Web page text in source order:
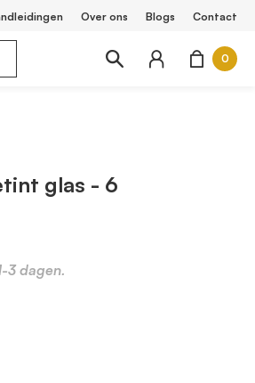
Over ons Blogs Contact
0
glas - 6
3 dagen.